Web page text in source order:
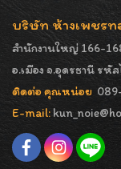
บริษัท ห้างเพชรท
สำนักงานใหญ่ 166-
อ.เมือง จ.อุดรธานี ร
ติดต่อ คุณหน่อย
E-mail: